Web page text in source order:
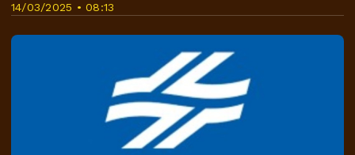
14/03/2025 • 08:13